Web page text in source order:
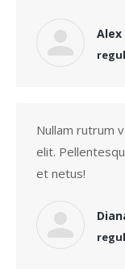
Alex
Nullam rutrum
elit.
et netus!